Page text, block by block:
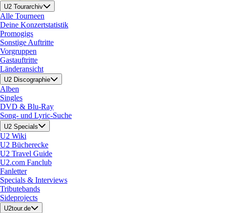
U2 Tourarchiv
Alle Tourneen
Deine Konzertstatistik
Promogigs
Sonstige Auftritte
Vorgruppen
Gastauftritte
Länderansicht
U2 Discographie
Alben
Singles
DVD & Blu-Ray
Song- und Lyric-Suche
U2 Specials
U2 Wiki
U2 Bücherecke
U2 Travel Guide
U2.com Fanclub
Fanletter
Specials & Interviews
Tributebands
Sideprojects
U2tour.de